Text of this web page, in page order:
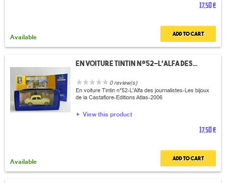
17,50 €
Available Add to cart
En voiture Tintin n°52-L'Alfa des...
0 review(s)
En voiture Tintin n°52-L'Alfa des journalistes-Les bijoux
de la Castafiore-Editions Atlas-2006
View this product
17,50 €
Available Add to cart